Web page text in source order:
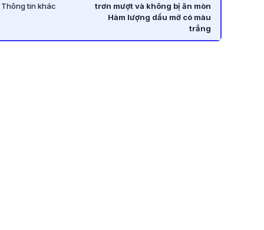
Thông tin khác
trơn mượt và không bị ăn mòn
Hàm lượng dầu mỡ có màu
trắng